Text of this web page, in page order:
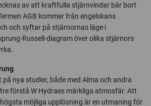
av att kraftfulla stjärnvindar bär bort
AGB kommer från engelskans
och syftar på stjärnornas läge i
Russell-diagram över olika stjärnors
nya studier, både med Alma och andra
förstå W Hydraes märkliga atmosfär. Att
möjliga upplösning är en utmaning för